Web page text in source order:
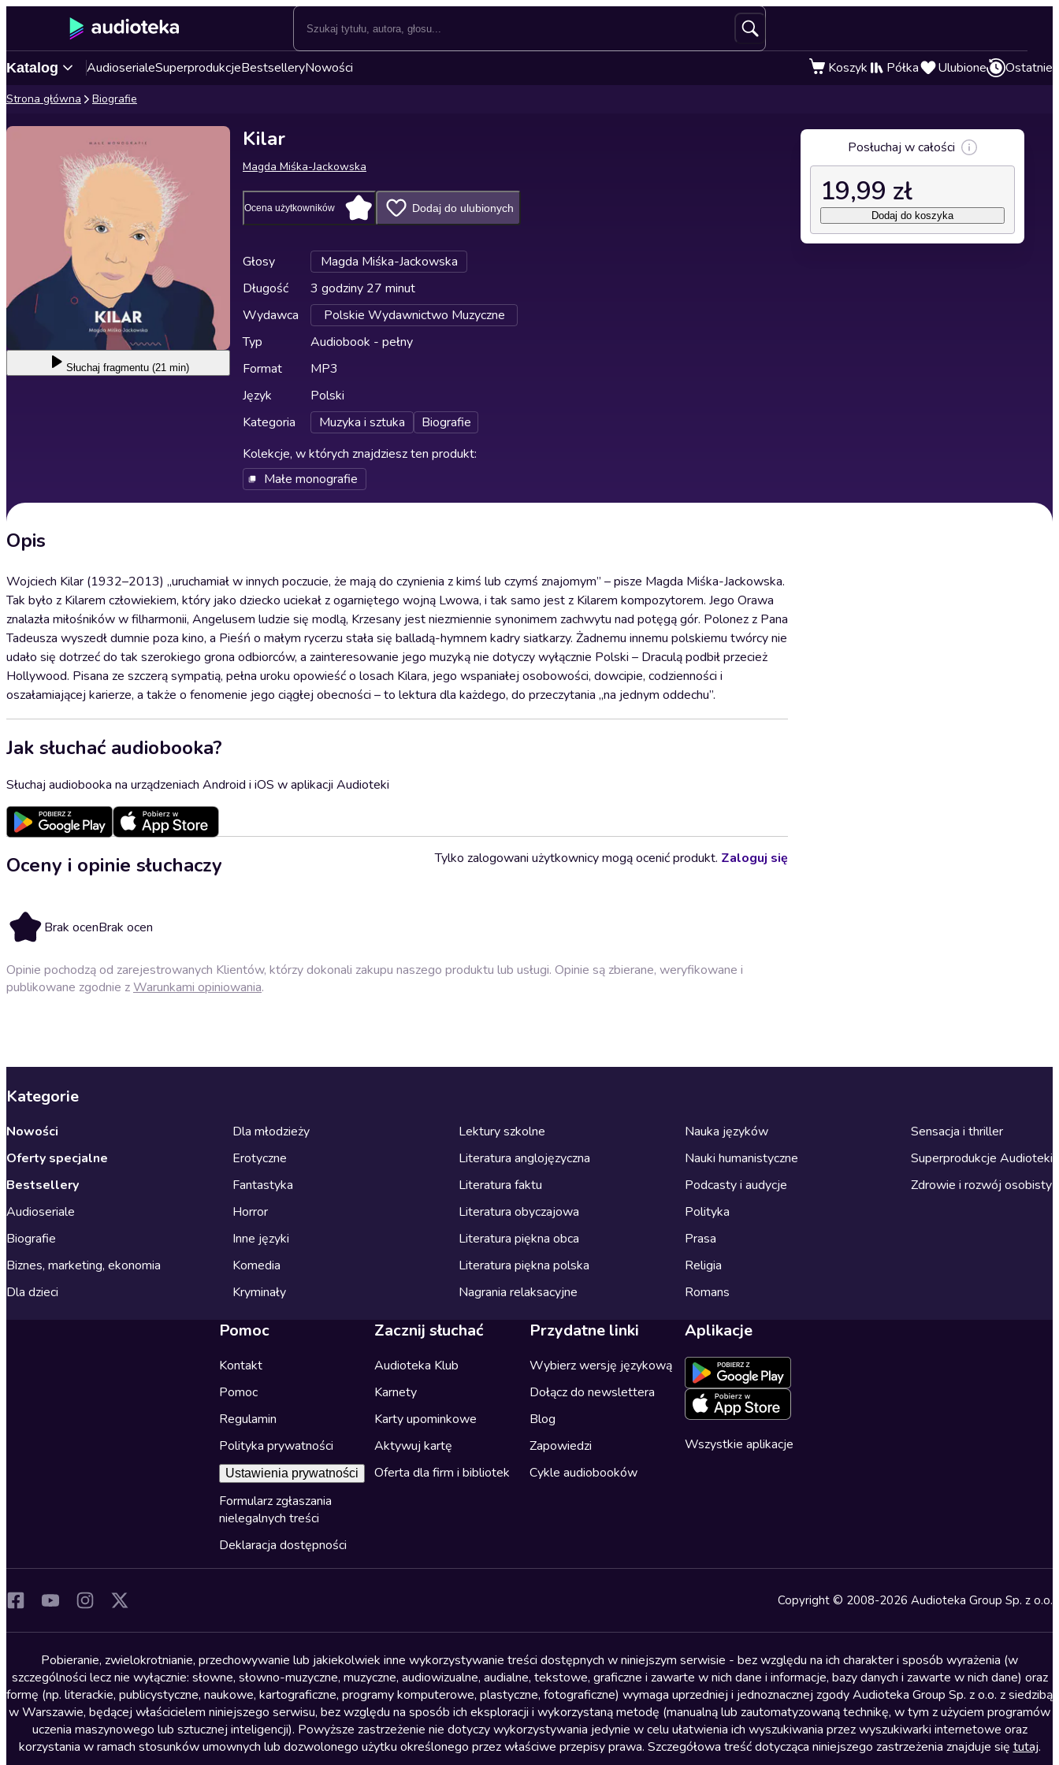
Katalog AudioserialeSuperprodukcjeBestselleryNowości Koszyk Półka Ulubione Ostatnie
Strona główna Biografie
Słuchaj fragmentu (21 min)
Kilar
Magda Miśka-Jackowska
Ocena użytkowników Dodaj do ulubionych
Głosy
Magda Miśka-Jackowska
Długość
3 godziny 27 minut
Wydawca
Polskie Wydawnictwo Muzyczne
Typ
Audiobook - pełny
Format
MP3
Język
Polski
Kategoria
Muzyka i sztuka
Biografie
Kolekcje, w których znajdziesz ten produkt:
Małe monografie
Opis
Wojciech Kilar (1932–2013) „uruchamiał w innych poczucie, że mają do czynienia z kimś lub czymś znajomym” – pisze Magda Miśka-Jackowska.
Tak było z Kilarem człowiekiem, który jako dziecko uciekał z ogarniętego wojną Lwowa, i tak samo jest z Kilarem kompozytorem. Jego Orawa
znalazła miłośników w filharmonii, Angelusem ludzie się modlą, Krzesany jest niezmiennie synonimem zachwytu nad potęgą gór. Polonez z Pana
Tadeusza wyszedł dumnie poza kino, a Pieśń o małym rycerzu stała się balladą-hymnem kadry siatkarzy. Żadnemu innemu polskiemu twórcy nie
udało się dotrzeć do tak szerokiego grona odbiorców, a zainteresowanie jego muzyką nie dotyczy wyłącznie Polski – Draculą podbił przecież
Hollywood. Pisana ze szczerą sympatią, pełna uroku opowieść o losach Kilara, jego wspaniałej osobowości, dowcipie, codzienności i
oszałamiającej karierze, a także o fenomenie jego ciągłej obecności – to lektura dla każdego, do przeczytania „na jednym oddechu”.
Jak słuchać audiobooka?
Słuchaj audiobooka na urządzeniach Android i iOS w aplikacji Audioteki
Oceny i opinie słuchaczy
Brak ocenBrak ocen
Tylko zalogowani użytkownicy mogą ocenić produkt. Zaloguj się
Opinie pochodzą od zarejestrowanych Klientów, którzy dokonali zakupu naszego produktu lub usługi. Opinie są zbierane, weryfikowane i
publikowane zgodnie zWarunkami opiniowania.
Posłuchaj w całości
19,99 zł
Dodaj do koszyka
Kategorie
Nowości
Oferty specjalne
Bestsellery
Audioseriale
Biografie
Biznes, marketing, ekonomia
Dla dzieci
Dla młodzieży
Erotyczne
Fantastyka
Horror
Inne języki
Komedia
Kryminały
Lektury szkolne
Literatura anglojęzyczna
Literatura faktu
Literatura obyczajowa
Literatura piękna obca
Literatura piękna polska
Nagrania relaksacyjne
Nauka języków
Nauki humanistyczne
Podcasty i audycje
Polityka
Prasa
Religia
Romans
Sensacja i thriller
Superprodukcje Audioteki
Zdrowie i rozwój osobisty
Pomoc
Kontakt
Pomoc
Regulamin
Polityka prywatności
Ustawienia prywatności
Formularz zgłaszania
nielegalnych treści
Deklaracja dostępności
Zacznij słuchać
Audioteka Klub
Karnety
Karty upominkowe
Aktywuj kartę
Oferta dla firm i bibliotek
Przydatne linki
Wybierz wersję językową
Dołącz do newslettera
Blog
Zapowiedzi
Cykle audiobooków
Aplikacje
Wszystkie aplikacje
Copyright © 2008-2026 Audioteka Group Sp. z o.o.
Pobieranie, zwielokrotnianie, przechowywanie lub jakiekolwiek inne wykorzystywanie treści dostępnych w niniejszym serwisie - bez względu na ich charakter i sposób wyrażenia (w
szczególności lecz nie wyłącznie: słowne, słowno-muzyczne, muzyczne, audiowizualne, audialne, tekstowe, graficzne i zawarte w nich dane i informacje, bazy danych i zawarte w nich dane) oraz
formę (np. literackie, publicystyczne, naukowe, kartograficzne, programy komputerowe, plastyczne, fotograficzne) wymaga uprzedniej i jednoznacznej zgody Audioteka Group Sp. z o.o. z siedzibą
w Warszawie, będącej właścicielem niniejszego serwisu, bez względu na sposób ich eksploracji i wykorzystaną metodę (manualną lub zautomatyzowaną technikę, w tym z użyciem programów
uczenia maszynowego lub sztucznej inteligencji). Powyższe zastrzeżenie nie dotyczy wykorzystywania jedynie w celu ułatwienia ich wyszukiwania przez wyszukiwarki internetowe oraz
korzystania w ramach stosunków umownych lub dozwolonego użytku określonego przez właściwe przepisy prawa. Szczegółowa treść dotycząca niniejszego zastrzeżenia znajduje się tutaj.